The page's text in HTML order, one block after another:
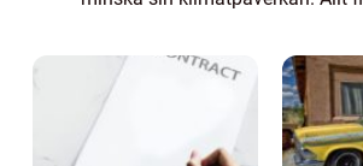
söker efter trygga, driftsäkra
hållbara l...